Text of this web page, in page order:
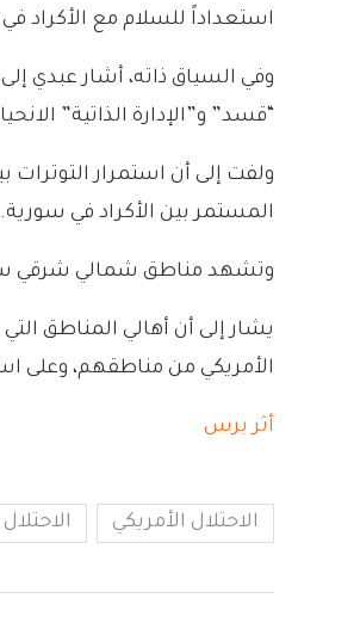
استعداداً للسلام مع الأكراد في
وفي السياق ذاته، أشار عبدي
“قسد” و”الإدارة الذاتية”
ولفت إلى أن استمرار التوترات
المستمر بين الأكراد في سورية.
وتشهد مناطق شمالي شرقي
يشار إلى أن أهالي المناطق
الأمريكي من مناطقهم،
أثر برس
الاحتلال الأمريكي